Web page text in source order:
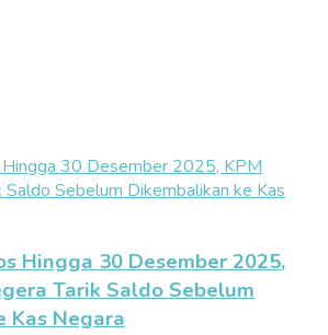
Hingga 30 Desember 2025,
Tarik Saldo Sebelum
Kas Negara